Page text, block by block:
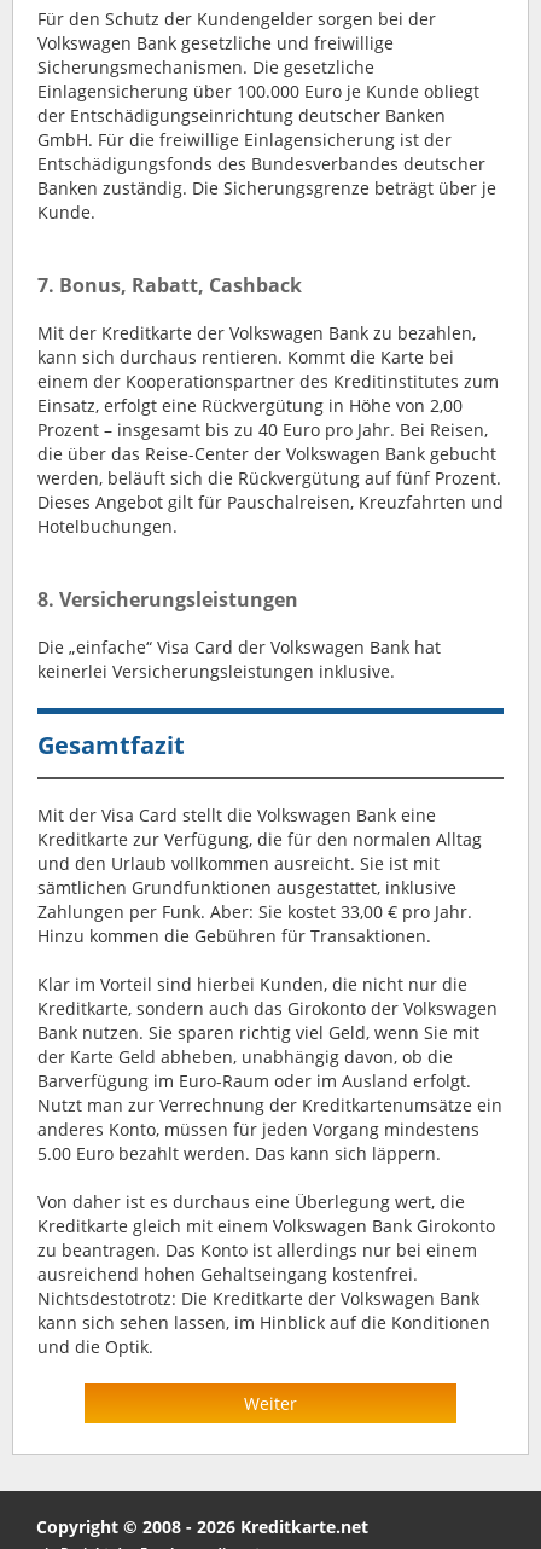
Für den Schutz der Kundengelder sorgen bei der
Volkswagen Bank gesetzliche und freiwillige
Sicherungsmechanismen. Die gesetzliche
Einlagensicherung über 100.000 Euro je Kunde obliegt
der Entschädigungseinrichtung deutscher Banken
GmbH. Für die freiwillige Einlagensicherung ist der
Entschädigungsfonds des Bundesverbandes deutscher
Banken zuständig. Die Sicherungsgrenze beträgt über je
Kunde.
7. Bonus, Rabatt, Cashback
Mit der Kreditkarte der Volkswagen Bank zu bezahlen,
kann sich durchaus rentieren. Kommt die Karte bei
einem der Kooperationspartner des Kreditinstitutes zum
Einsatz, erfolgt eine Rückvergütung in Höhe von 2,00
Prozent – insgesamt bis zu 40 Euro pro Jahr. Bei Reisen,
die über das Reise-Center der Volkswagen Bank gebucht
werden, beläuft sich die Rückvergütung auf fünf Prozent.
Dieses Angebot gilt für Pauschalreisen, Kreuzfahrten und
Hotelbuchungen.
8. Versicherungsleistungen
Die „einfache“ Visa Card der Volkswagen Bank hat
keinerlei Versicherungsleistungen inklusive.
Gesamtfazit
Mit der Visa Card stellt die Volkswagen Bank eine
Kreditkarte zur Verfügung, die für den normalen Alltag
und den Urlaub vollkommen ausreicht. Sie ist mit
sämtlichen Grundfunktionen ausgestattet, inklusive
Zahlungen per Funk. Aber: Sie kostet 33,00 € pro Jahr.
Hinzu kommen die Gebühren für Transaktionen.
Klar im Vorteil sind hierbei Kunden, die nicht nur die
Kreditkarte, sondern auch das Girokonto der Volkswagen
Bank nutzen. Sie sparen richtig viel Geld, wenn Sie mit
der Karte Geld abheben, unabhängig davon, ob die
Barverfügung im Euro-Raum oder im Ausland erfolgt.
Nutzt man zur Verrechnung der Kreditkartenumsätze ein
anderes Konto, müssen für jeden Vorgang mindestens
5.00 Euro bezahlt werden. Das kann sich läppern.
Von daher ist es durchaus eine Überlegung wert, die
Kreditkarte gleich mit einem Volkswagen Bank Girokonto
zu beantragen. Das Konto ist allerdings nur bei einem
ausreichend hohen Gehaltseingang kostenfrei.
Nichtsdestotrotz: Die Kreditkarte der Volkswagen Bank
kann sich sehen lassen, im Hinblick auf die Konditionen
und die Optik.
Weiter
Copyright © 2008 - 2026 Kreditkarte.net